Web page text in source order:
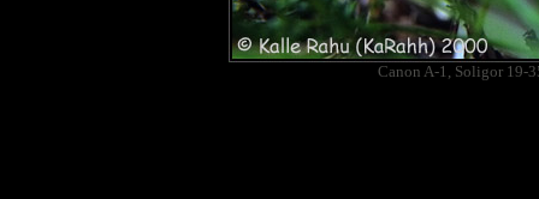
Canon A-1, Soligor 19-